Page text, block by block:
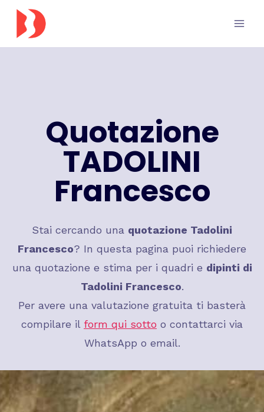
Salta
contenuto
Quotazione
TADOLINI
Francesco
Stai cercando una quotazione Tadolini
Francesco? In questa pagina puoi richiedere
una quotazione e stima per i quadri e dipinti di
Tadolini Francesco.
Per avere una valutazione gratuita ti basterà
compilare il form qui sotto o contattarci via
WhatsApp o email.